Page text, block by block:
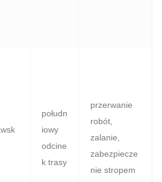
połudn
iowy
odcine
k trasy
przerwanie
robót,
zalanie,
zabezpiecze
nie stropem